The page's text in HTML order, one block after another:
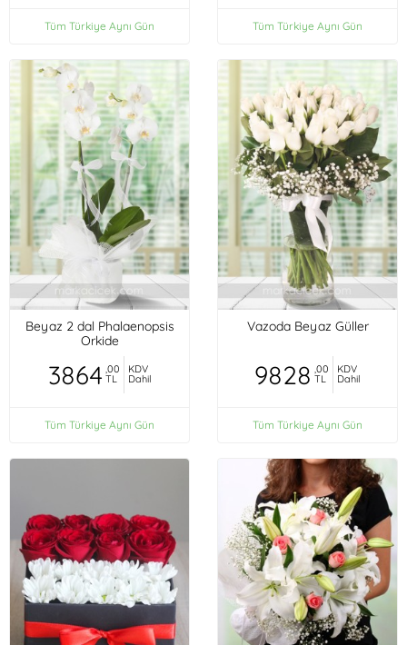
Tüm Türkiye Aynı Gün Tüm Türkiye Aynı Gün
Beyaz 2 dal Phalaenopsis
Orkide
3864 ,00
TL
KDV
Dahil
Tüm Türkiye Aynı Gün
Vazoda Beyaz Güller
9828 ,00
TL
KDV
Dahil
Tüm Türkiye Aynı Gün